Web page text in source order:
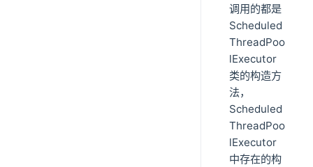
调用的都是
Scheduled
ThreadPoo
lExecutor
类的构造方
法，
Scheduled
ThreadPoo
lExecutor
中存在的构